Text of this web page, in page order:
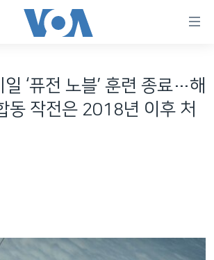
일 ‘퓨전 노블’ 훈련 종료…해
동 작전은 2018년 이후 처